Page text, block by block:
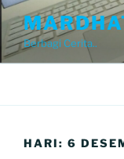
Skip
to
contentBerbagi Cerita..
HARI: 6